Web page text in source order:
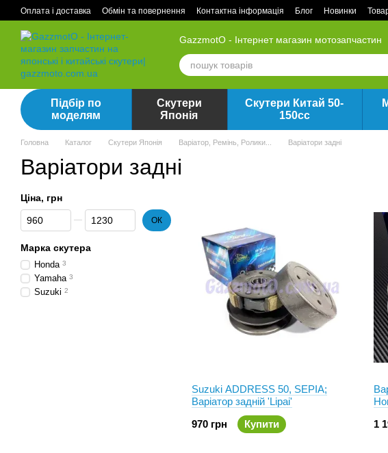
Перейти до основного контенту
Оплата і доставка Обмін та повернення Контактна інформація Блог Новинки
GazzmotO - Інтернет магазин мотозапчастин
Підбір по
моделям
Скутери
Японія
Скутери Китай 50-
150сс
Головна Каталог Скутери Японія Варіатор, Ремінь, Ролики... Варіатори задні
Варіатори задні
Suzuki ADDRESS 50, SEPIA;
Варіатор задній 'Lipai'
970 грн
Купити
1
Ціна, грн
Від Ціна, грн
До Ціна, грн ОК
Марка скутера
Honda 3
Yamaha 3
Suzuki 2